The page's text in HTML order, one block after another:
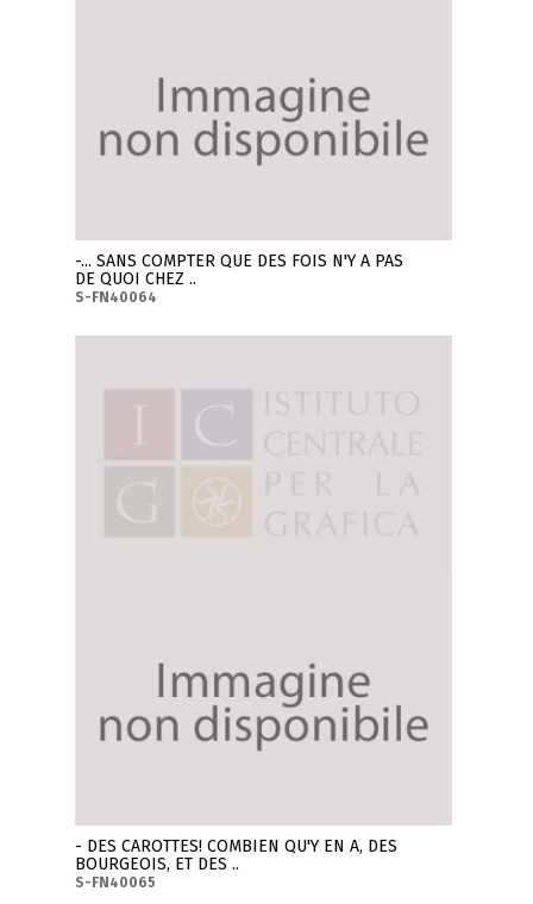
-... SANS COMPTER QUE DES FOIS N'Y A PAS
DE QUOI CHEZ ..
S-FN40064
- DES CAROTTES! COMBIEN QU'Y EN A, DES
BOURGEOIS, ET DES ..
S-FN40065